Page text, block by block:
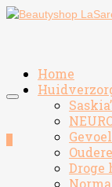
Home
Droge